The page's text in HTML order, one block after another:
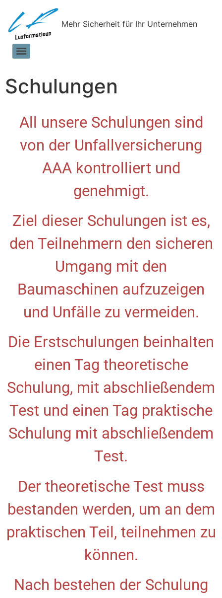
Mehr Sicherheit für Ihr Unternehmen
Schulungen
All unsere Schulungen sind
von der Unfallversicherung
AAA kontrolliert und
genehmigt.
Ziel dieser Schulungen ist es,
den Teilnehmern den sicheren
Umgang mit den
Baumaschinen aufzuzeigen
und Unfälle zu vermeiden.
Die Erstschulungen beinhalten
einen Tag theoretische
Schulung, mit abschließendem
Test und einen Tag praktische
Schulung mit abschließendem
Test.
Der theoretische Test muss
bestanden werden, um an dem
praktischen Teil, teilnehmen zu
können.
Nach bestehen der Schulung